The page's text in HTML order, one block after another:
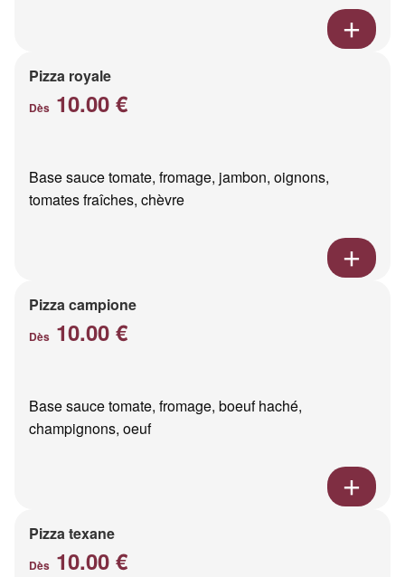
Pizza royale
Dès 10.00 €
Base sauce tomate, fromage, jambon, oignons,
tomates fraîches, chèvre
Pizza campione
Dès 10.00 €
Base sauce tomate, fromage, boeuf haché,
champignons, oeuf
Pizza texane
Dès 10.00 €